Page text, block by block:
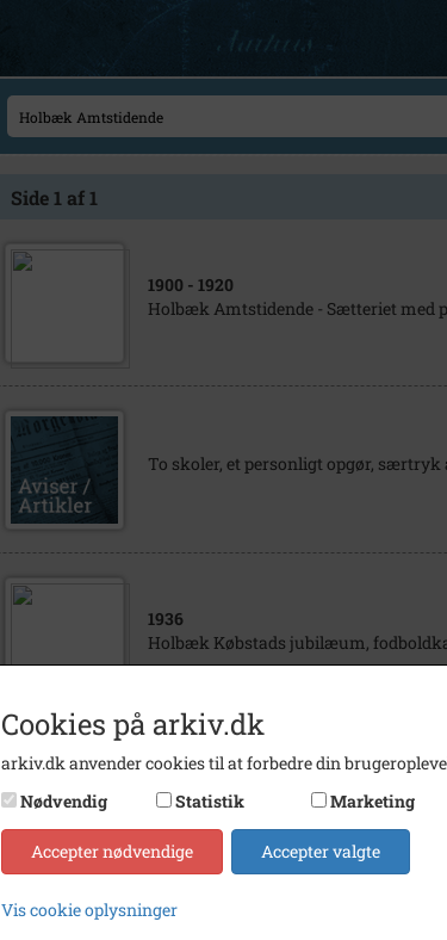
Side 1 af 1
1900 - 1920
Holbæk Amtstidende - Sætteriet med
To skoler, et personligt opgør,
1936
Holbæk Købstads jubilæum,
Blegstræde - Losseplads på
Cookies på arkiv.dk
arkiv.dk anvender cookies til at forbedre din
Nødvendig
Statistik Marketing
Accepter nødvendige Accepter valgte
Vis cookie oplysninger